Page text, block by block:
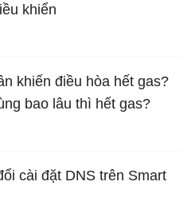
khiển
khiến điều hòa hết gas?
bao lâu thì hết gas?
cài đặt DNS trên Smart